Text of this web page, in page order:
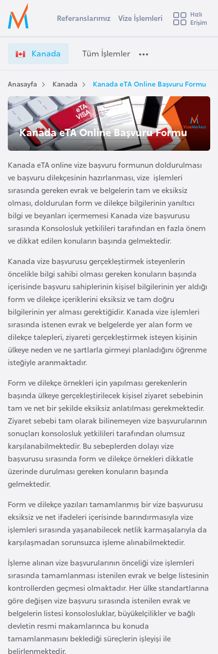
Ülke Seçimi
Başvuru yapmak istediğiniz ülkeyi seçin
Üye
Girişi
a
a
d
a
V
z
e
İ
ş
e
m
l
r
i
e
i
Referanslarımız Vize İşlemleri
Hızlı
Erişim
Kanada Tüm İşlemler
Anasayfa Kanada Kanada eTA Online Başvuru Formu
Kanada eTA Online Başvuru Formu
Kanada eTA online vize başvuru formunun doldurulması
ve başvuru dilekçesinin hazırlanması, vize işlemleri
sırasında gereken evrak ve belgelerin tam ve eksiksiz
olması, doldurulan form ve dilekçe bilgilerinin yanıltıcı
bilgi ve beyanları içermemesi Kanada vize başvurusu
sırasında Konsolosluk yetkilileri tarafından en fazla önem
ve dikkat edilen konuların başında gelmektedir.
Kanada vize başvurusu gerçekleştirmek isteyenlerin
öncelikle bilgi sahibi olması gereken konuların başında
içerisinde başvuru sahiplerinin kişisel bilgilerinin yer aldığı
form ve dilekçe içeriklerini eksiksiz ve tam doğru
bilgilerinin yer alması gerektiğidir. Kanada vize işlemleri
sırasında istenen evrak ve belgelerde yer alan form ve
dilekçe talepleri, ziyareti gerçekleştirmek isteyen kişinin
ülkeye neden ve ne şartlarla girmeyi planladığını öğrenme
isteğiyle aranmaktadır.
Form ve dilekçe örnekleri için yapılması gerekenlerin
başında ülkeye gerçekleştirilecek kişisel ziyaret sebebinin
tam ve net bir şekilde eksiksiz anlatılması gerekmektedir.
Ziyaret sebebi tam olarak bilinemeyen vize başvurularının
sonuçları konsolosluk yetkilileri tarafından olumsuz
karşılanabilmektedir. Bu sebeplerden dolayı vize
başvurusu sırasında form ve dilekçe örnekleri dikkatle
üzerinde durulması gereken konuların başında
gelmektedir.
Form ve dilekçe yazıları tamamlanmış bir vize başvurusu
eksiksiz ve net ifadeleri içerisinde barındırmasıyla vize
işlemleri sırasında yaşanabilecek netlik karmaşalarıyla da
karşılaşmadan sorunsuzca işleme alınabilmektedir.
İşleme alınan vize başvurularının önceliği vize işlemleri
sırasında tamamlanması istenilen evrak ve belge listesinin
kontrollerden geçmesi olmaktadır. Her ülke standartlarına
göre değişen vize başvuru sırasında istenilen evrak ve
belgelerin listesi konsolosluklar, büyükelçilikler ve bağlı
devletin resmi makamlarınca bu konuda
tamamlanmasını beklediği süreçlerin işleyişi ile
belirlenmektedir.
s
t
r
a
A
v
u
t
u
r
y
a
z
e
r
b
a
y
c
a
n
B
a
h
r
e
y
n
a
n
g
l
a
d
e
ş
B
e